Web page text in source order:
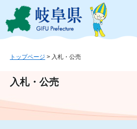
ジ
ュ
文
このページの本文へ
トップページ > 入札・公売
入札・公売